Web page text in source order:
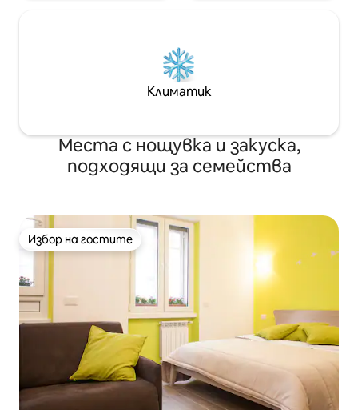
Климатик
Места с нощувка и закуска,
подходящи за семейства
Избор на гостите
Избор на гостите